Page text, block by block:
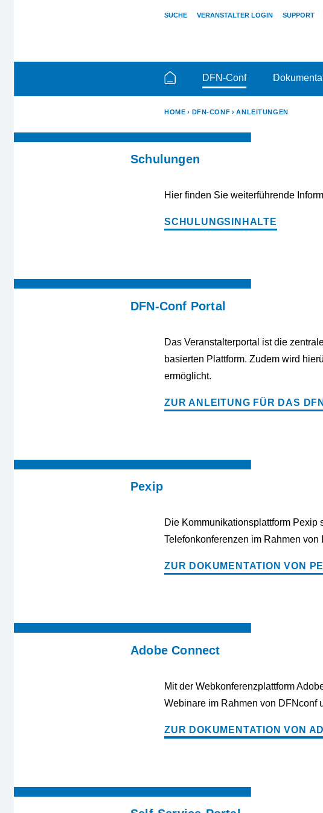
SUCHE VERANSTALTER LOGIN SUPPORT
DFN-Conf
HOME DFN-CONF ANLEITUNGEN
Schulungen
Hier finden Sie weiterführende
SCHULUNGSINHALTE
DFN-Conf Portal
Das Veranstalterportal ist die
basierten Plattform. Zudem wird
ermöglicht.
ZUR ANLEITUNG FÜR DAS
Pexip
Die Kommunikationsplattform Pexip
Telefonkonferenzen im Rahmen von
ZUR DOKUMENTATION VON
Adobe Connect
Mit der Webkonferenzplattform
Webinare im Rahmen von DFNconf
ZUR DOKUMENTATION VON